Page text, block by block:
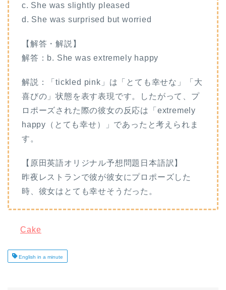
c. She was slightly pleased
d. She was surprised but worried
【解答・解説】
解答：b. She was extremely happy
解説：「tickled pink」は「とても幸せな」「大
喜びの」状態を表す表現です。したがって、プ
ロポーズされた際の彼女の反応は「extremely
happy（とても幸せ）」であったと考えられま
す。
【原田英語オリジナル予想問題日本語訳】
昨夜レストランで彼が彼女にプロポーズした
時、彼女はとても幸せそうだった。
Cake
English in a minute